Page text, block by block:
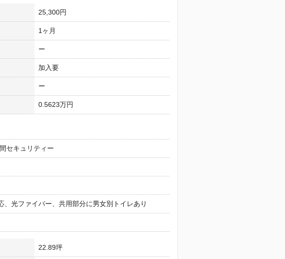
25,300円
1ヶ月
ー
加入要
ー
0.5623万円
セキュリティー
光ファイバー、共用部分に男女別トイレあり
22.89坪